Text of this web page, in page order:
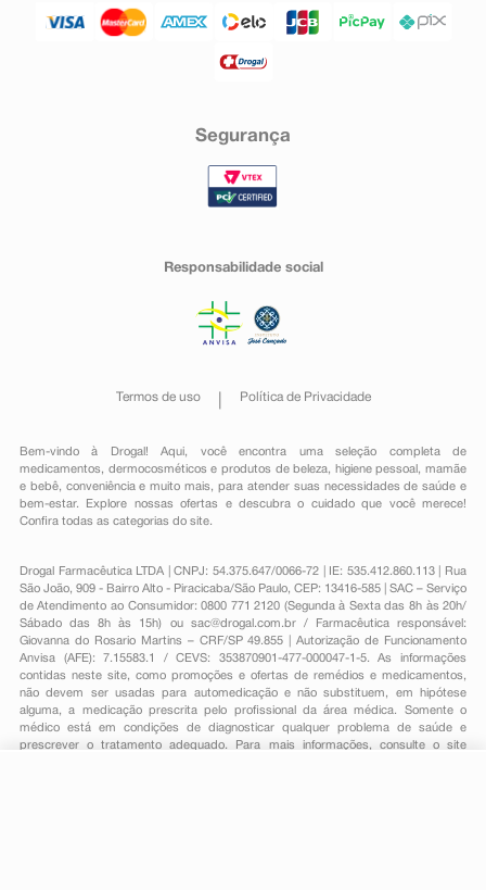
Segurança
Responsabilidade social
Termos de uso Política de Privacidade
Bem-vindo à Drogal! Aqui, você encontra uma seleção completa de
medicamentos , dermocosméticos e produtos de beleza, higiene pessoal ,mamãe
e bebê, conveniênciae muito mais, para atender suas necessidades de saúde e
bem-estar. Explore nossas ofertas e descubra o cuidado que você merece!
Confira todas as categorias do site.
Drogal Farmacêutica LTDA | CNPJ: 54.375.647/0066-72 | IE: 535.412.860.113 | Rua
São João, 909 - Bairro Alto - Piracicaba/São Paulo, CEP: 13416-585 | SAC – Serviço
de Atendimento ao Consumidor: 0800 771 2120 (Segunda à Sexta das 8h às 20h/
Sábado das 8h às 15h) ou sac@drogal.com.br/ Farmacêutica responsável:
Giovanna do Rosario Martins – CRF/SP 49.855 | Autorização de Funcionamento
Anvisa (AFE): 7.15583.1 / CEVS: 353870901-477-000047-1-5. As informações
contidas neste site, como promoções e ofertas de remédios e medicamentos,
não devem ser usadas para automedicação e não substituem, em hipótese
alguma, a medicação prescrita pelo profissional da área médica. Somente o
médico está em condições de diagnosticar qualquer problema de saúde e
prescrever o tratamento adequado. Para mais informações, consulte o site